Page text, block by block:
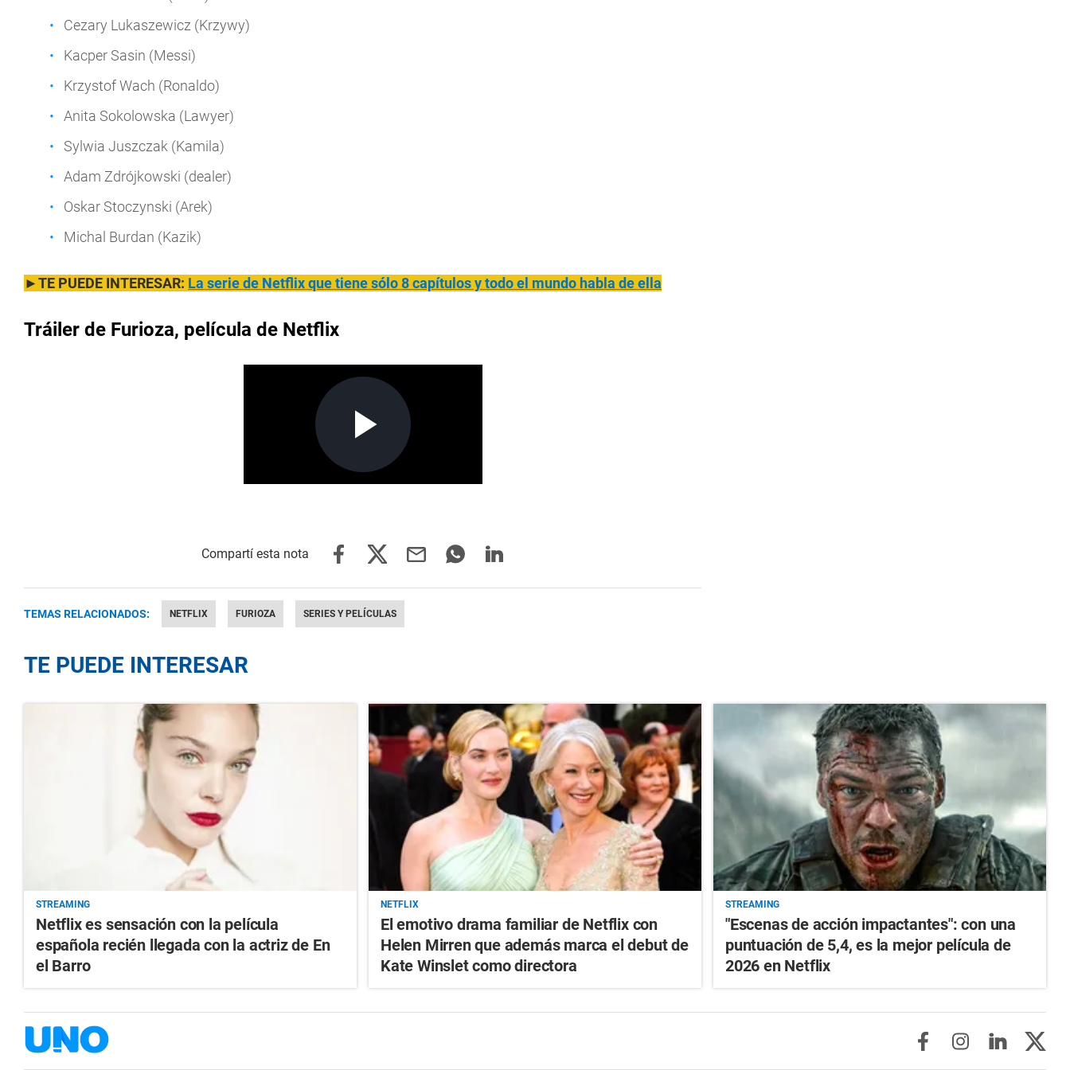
Cezary Lukaszewicz (Krzywy)
Kacper Sasin (Messi)
Krzystof Wach (Ronaldo)
Anita Sokolowska (Lawyer)
Sylwia Juszczak (Kamila)
Adam Zdrójkowski (dealer)
Oskar Stoczynski (Arek)
Michal Burdan (Kazik)
►TE PUEDE INTERESAR: La serie de Netflix que tiene sólo 8 capítulos y todo el mundo habla de ella
Tráiler de Furioza, película de Netflix
TEMAS RELACIONADOS: NETFLIX FURIOZA SERIES Y PELÍCULAS
TE PUEDE INTERESAR
STREAMING
Netflix es sensación con la película
española recién llegada con la actriz de En
el Barro
NETFLIX
El emotivo drama familiar de Netflix con
Helen Mirren que además marca el debut de
Kate Winslet como directora
STREAMING
"Escenas de acción impactantes": con una
puntuación de 5,4, es la mejor película de
2026 en Netflix